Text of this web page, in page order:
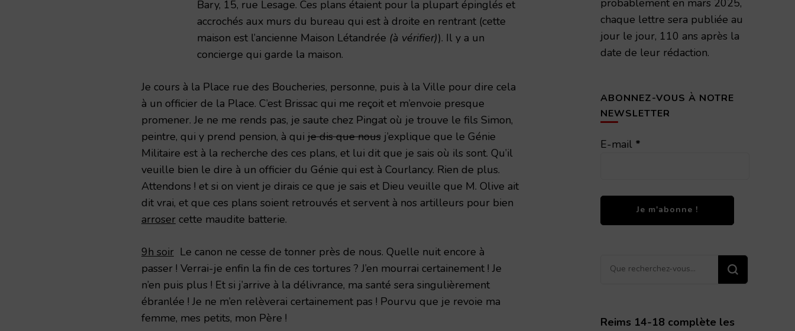
Bary, 15, rue Lesage. Ces plans étaient pour la plupart épinglés et
accrochés aux murs du bureau qui est à droite en rentrant (cette
maison est l’ancienne Maison Létandrée (à vérifier)). Il y a un
concierge qui garde la maison.
Je cours à la Place rue des Boucheries, personne, puis à la Ville pour dire cela
à un officier de la Place. C’est Brissac qui me reçoit et m’envoie presque
promener. Je ne me rends pas, je saute chez Pingat où je trouve le fils Simon,
peintre, qui y prend pension, à qui je dis que nous j’explique que le Génie
Militaire est à la recherche des ces plans, et lui dit que je sais où ils sont. Qu’il
veuille bien le dire à un officier du Génie qui est à Courlancy. Rien de plus.
Attendons ! et si on vient je dirais ce que je sais et Dieu veuille que M. Olive ait
dit vrai, et que ces plans soient retrouvés et servent à nos artilleurs pour bien
arroser cette maudite batterie.
9h soir Le canon ne cesse de tonner près de nous. Quelle nuit encore à
passer ! Verrai-je enfin la fin de ces tortures ? J’en mourrai certainement ! Je
n’en puis plus ! Et si j’arrive à la délivrance, ma santé sera singulièrement
ébranlée ! Je ne m’en relèverai certainement pas ! Pourvu que je revoie ma
femme, mes petits, mon Père !
probablement en mars 2025,
chaque lettre sera publiée au
jour le jour, 110 ans après la
date de leur rédaction.
ABONNEZ-VOUS À NOTRE
NEWSLETTER
E-mail *
Vous
Reims 14-18 complète les